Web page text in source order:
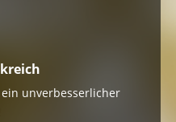
unverbesserlicher